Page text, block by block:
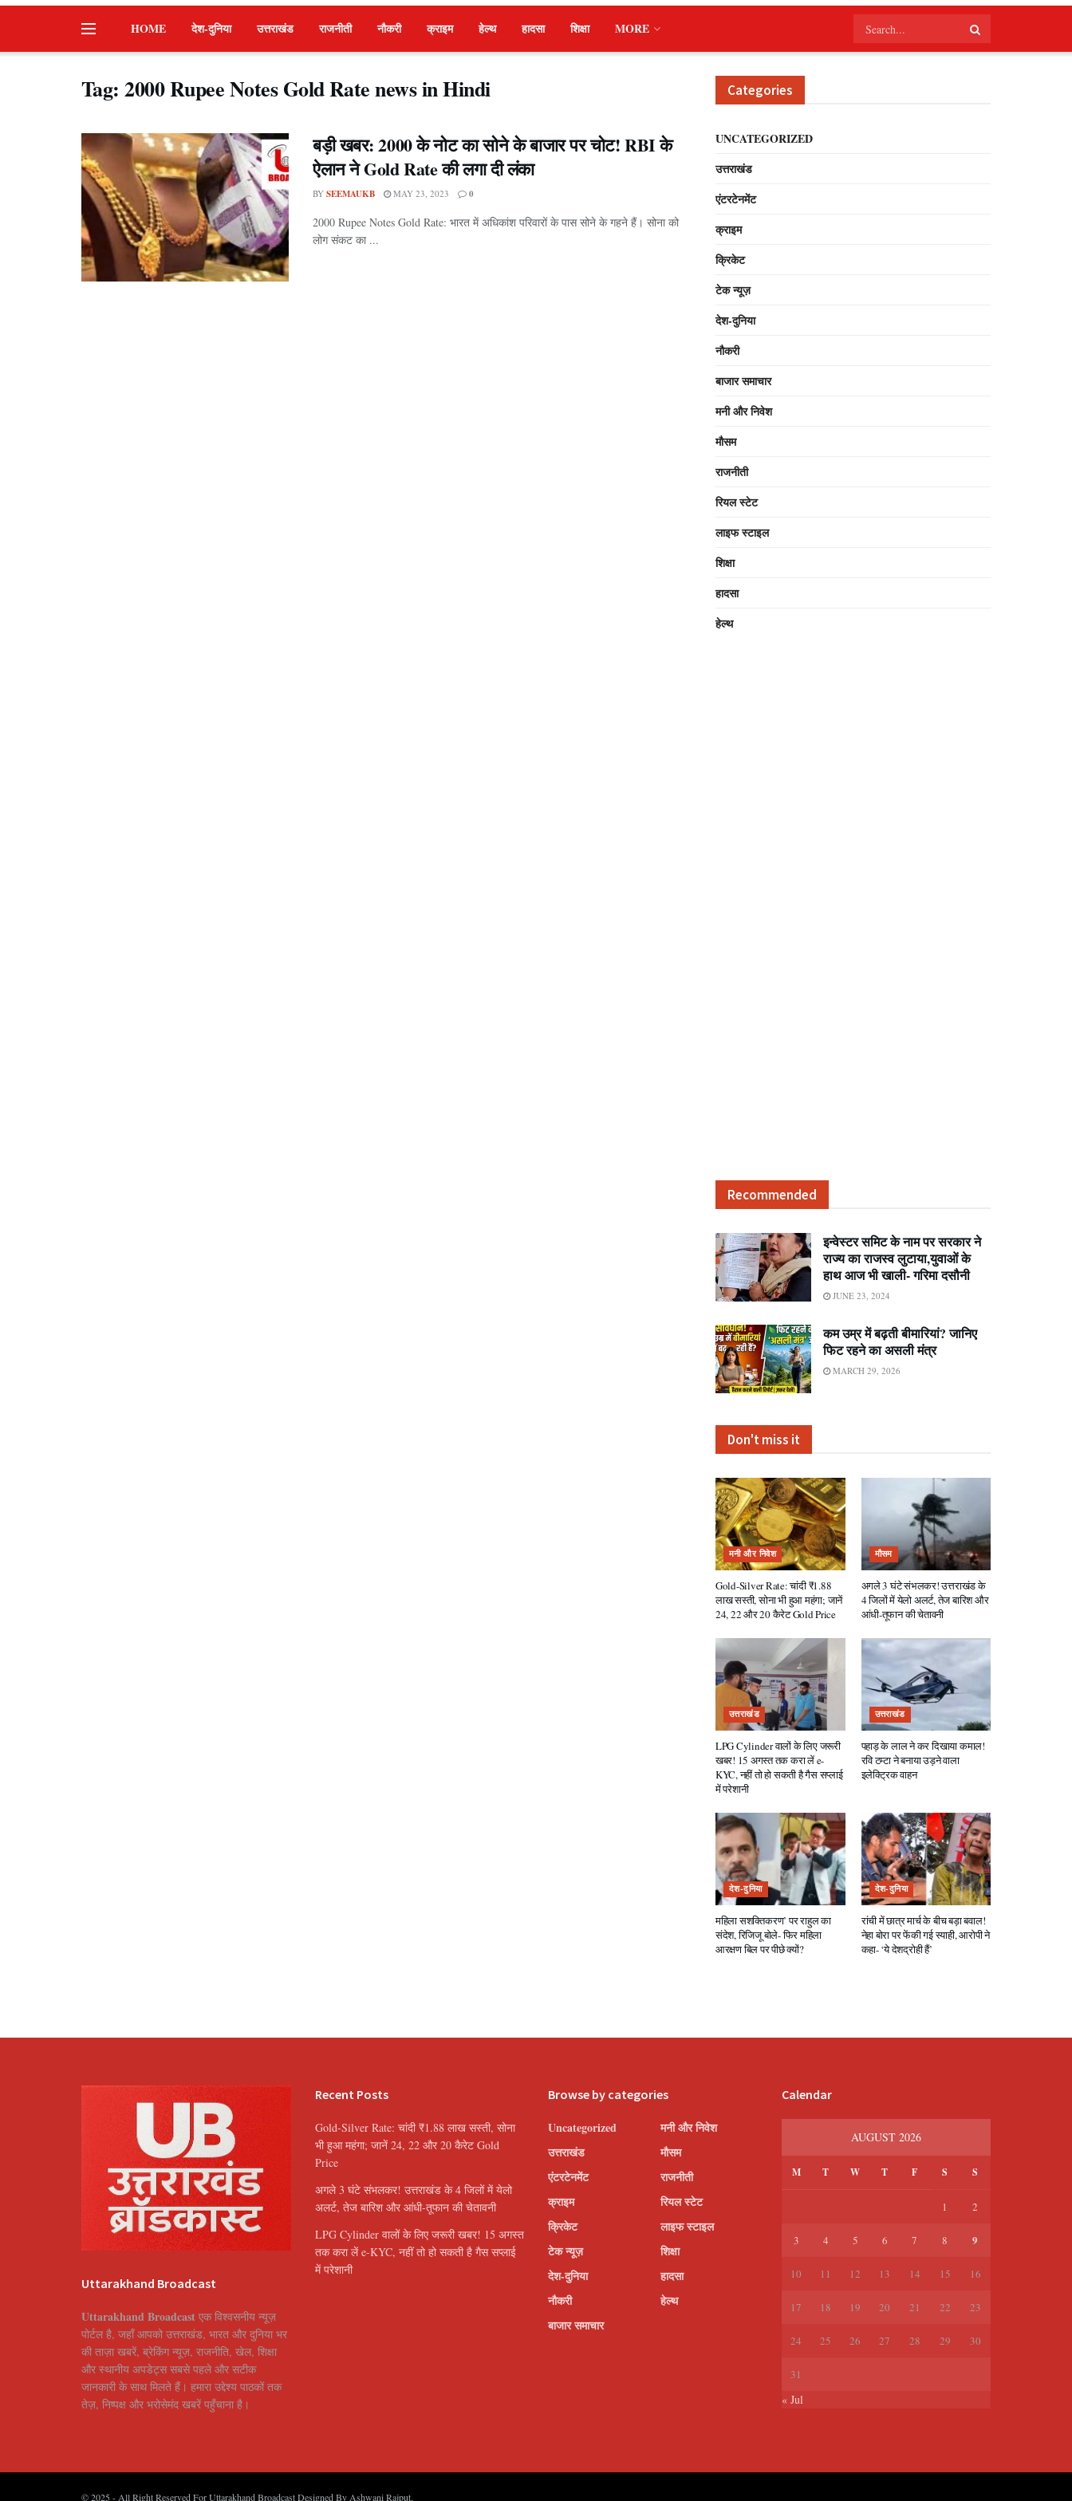
HOME देश-दुनिया उत्तराखंड राजनीती नौकरी क्राइम हेल्थ हादसा शिक्षा MORE
Tag:2000 Rupee Notes Gold Rate news in Hindi
बड़ी खबर: 2000 के नोट का सोने के बाजार पर चोट! RBI के
ऐलान ने Gold Rate की लगा दी लंका
BY SEEMAUKB MAY 23, 2023 0
2000 Rupee Notes Gold Rate: भारत में अधिकांश परिवारों के पास सोने के गहने हैं। सोना को
लोग संकट का ...
Categories
UNCATEGORIZED
उत्तराखंड
एंटरटेनमेंट
क्राइम
क्रिकेट
टेक न्यूज़
देश-दुनिया
नौकरी
बाजार समाचार
मनी और निवेश
मौसम
राजनीती
रियल स्टेट
लाइफ स्टाइल
शिक्षा
हादसा
हेल्थ
Recommended
इन्वेस्टर समिट के नाम पर सरकार ने
राज्य का राजस्व लुटाया,युवाओं के
हाथ आज भी खाली- गरिमा दसौनी
JUNE 23, 2024
कम उम्र में बढ़ती बीमारियां? जानिए
फिट रहने का असली मंत्र
MARCH 29, 2026
Don't miss it
मनी और निवेश
Gold-Silver Rate: चांदी ₹1.88
लाख सस्ती, सोना भी हुआ महंगा; जानें
24, 22 और 20 कैरेट Gold Price
मौसम
अगले 3 घंटे संभलकर! उत्तराखंड के
4 जिलों में येलो अलर्ट, तेज बारिश और
आंधी-तूफान की चेतावनी
उत्तराखंड
LPG Cylinder वालों के लिए जरूरी
खबर! 15 अगस्त तक करा लें e-
KYC, नहीं तो हो सकती है गैस सप्लाई
में परेशानी
उत्तराखंड
पहाड़ के लाल ने कर दिखाया कमाल!
रवि टम्टा ने बनाया उड़ने वाला
इलेक्ट्रिक वाहन
देश-दुनिया
महिला सशक्तिकरण’ पर राहुल का
संदेश, रिजिजू बोले- फिर महिला
आरक्षण बिल पर पीछे क्यों?
देश-दुनिया
रांची में छात्र मार्च के बीच बड़ा बवाल!
नेहा बोरा पर फेंकी गई स्याही, आरोपी ने
कहा- ‘ये देशद्रोही हैं’
Uttarakhand Broadcast
Uttarakhand Broadcast एक विश्वसनीय न्यूज़
पोर्टल है, जहाँ आपको उत्तराखंड, भारत और दुनिया भर
की ताज़ा खबरें, ब्रेकिंग न्यूज़, राजनीति, खेल, शिक्षा
और स्थानीय अपडेट्स सबसे पहले और सटीक
जानकारी के साथ मिलते हैं। हमारा उद्देश्य पाठकों तक
तेज़, निष्पक्ष और भरोसेमंद खबरें पहुँचाना है।
Recent Posts
Gold-Silver Rate: चांदी ₹1.88 लाख सस्ती, सोना
भी हुआ महंगा; जानें 24, 22 और 20 कैरेट Gold
Price
अगले 3 घंटे संभलकर! उत्तराखंड के 4 जिलों में येलो
अलर्ट, तेज बारिश और आंधी-तूफान की चेतावनी
LPG Cylinder वालों के लिए जरूरी खबर! 15 अगस्त
तक करा लें e-KYC, नहीं तो हो सकती है गैस सप्लाई
में परेशानी
Browse by categories
Uncategorized
उत्तराखंड
एंटरटेनमेंट
क्राइम
क्रिकेट
टेक न्यूज़
देश-दुनिया
नौकरी
बाजार समाचार
मनी और निवेश
मौसम
राजनीती
रियल स्टेट
लाइफ स्टाइल
शिक्षा
हादसा
हेल्थ
Calendar
AUGUST 2026
M T W T F S S
1 2
3 4 5 6 7 8 9
10 11 12 13 14 15 16
17 18 19 20 21 22 23
24 25 26 27 28 29 30
31
« Jul
© 2025 - All Right Reserved For Uttarakhand Broadcast Designed By Ashwani Rajput.